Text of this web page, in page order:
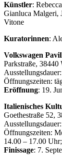
Künstler:
Gianluca Malgeri,
Vitone
Kuratorinnen:
Volkswagen
Parkstraße, 38440
Öffnungszeiten:
Eröffnung: 19.
Italienisches
Goethestraße 52,
Öffnungszeiten:
14.00 – 17.00
Finissage: 7.